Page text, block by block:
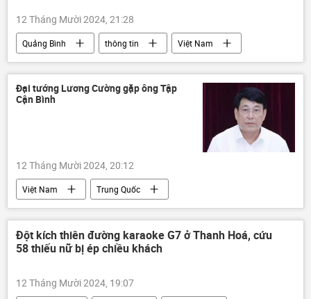
12 Tháng Mười 2024, 21:28
Quảng Bình thông tin
Việt Nam
sạt lở
thiên nhiên
Đại tướng Lương Cường gặp ông Tập
Cận Bình
12 Tháng Mười 2024, 20:12
Việt Nam
Trung Quốc
Lương Cường
Thế giới
Chính trị
thông tin
Tập Cận Bình
quan hệ
Đảng Cộng sản Việt Nam
Đảng Cộng sản
Đột kích thiên đường karaoke G7 ở Thanh Hoá, cứu
58 thiếu nữ bị ép chiều khách
12 Tháng Mười 2024, 19:07